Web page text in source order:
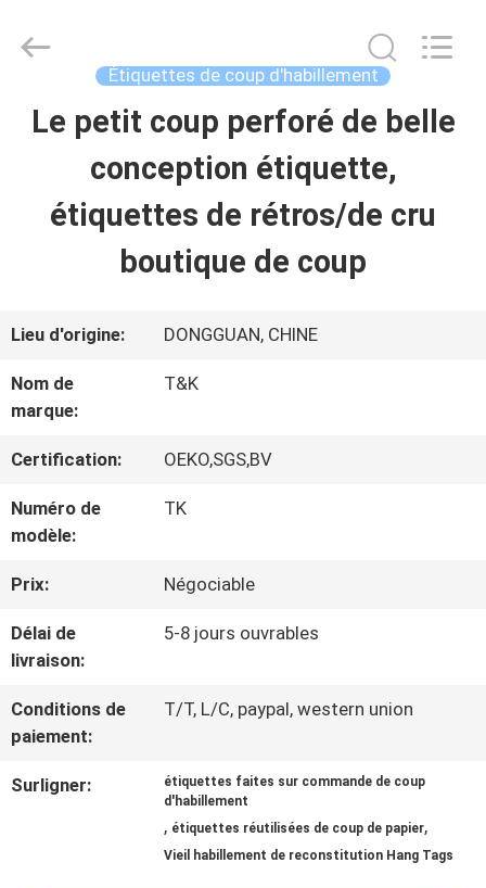
APERÇU
PRODUITS
PROPOS
DE
NOUS
VISITE
D'USINE
CONTRÔLE
DE
LA
T&K
Étiquettes de coup d'habillement
Le petit coup perforé de belle
conception étiquette,
étiquettes de rétros/de cru
boutique de coup
Lieu d'origine: DONGGUAN, CHINE
Nom de
marque:
T&K
Certification: OEKO,SGS,BV
Numéro de
modèle:
TK
Prix: Négociable
Délai de
livraison:
5-8 jours ouvrables
Conditions de
paiement:
T/T, L/C, paypal, western union
Surligner:
étiquettes faites sur commande de coup
d'habillement
, étiquettes réutilisées de coup de papier,
Vieil habillement de reconstitution Hang Tags